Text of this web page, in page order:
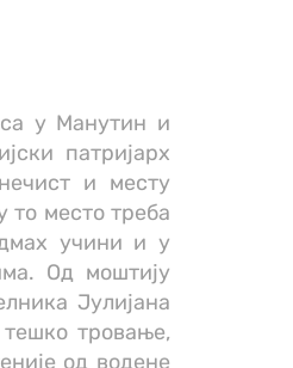
у Манутин и
патријарх
и месту
то место треба
учини и у
Од моштију
Јулијана
тровање,
од водене